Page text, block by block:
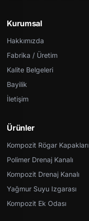
Kurumsal
Hakkımızda
Fabrika / Üretim
Kalite Belgeleri
Bayilik
İletişim
Ürünler
Kompozit Rögar Kapakları
Polimer Drenaj Kanalı
Kompozit Drenaj Kanalı
Yağmur Suyu Izgarası
Kompozit Ek Odası